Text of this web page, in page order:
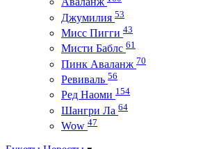
Джумилия 53
Мисс Пигги 43
Мисти Баблс 61
Пинк Аваланж 70
Ревиваль 56
Ред Наоми 154
Шангри Ла 64
Wow 47